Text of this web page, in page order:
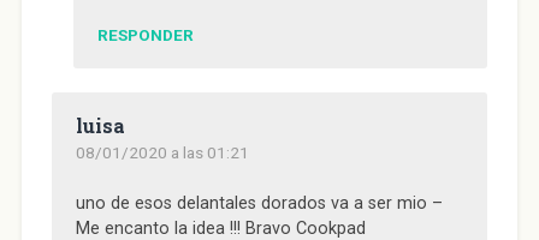
RESPONDER
luisa
08/01/2020 a las 01:21
uno de esos delantales dorados va a ser mio –
Me encanto la idea !!! Bravo Cookpad